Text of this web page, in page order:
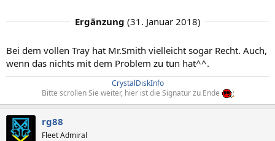
Ergänzung (31. Januar 2018)
Bei dem vollen Tray hat Mr.Smith vielleicht sogar Recht. Auch,
wenn das nichts mit dem Problem zu tun hat^^.
CrystalDiskInfo
Bitte scrollen Sie weiter, hier ist die Signatur zu Ende
rg88
Fleet Admiral